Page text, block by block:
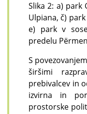
Slika 2: a) park
Ulpiana, č)
e) park v
predelu
S
širšimi
prebivalcev in
izvirna in
prostorske